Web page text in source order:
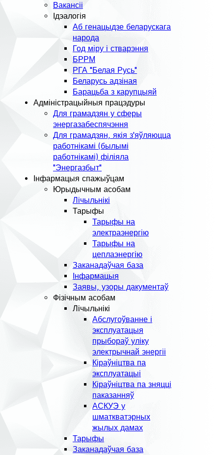
Вакансіі
Ідэалогія
Аб генацыдзе беларускага
народа
Год міру і стварэння
БРРМ
РГА "Белая Русь"
Беларусь адзіная
Барацьба з карупцыяй
Адміністрацыйныя працэдуры
Для грамадзян у сферы
энергазабеспячэння
Для грамадзян, якія з'яўляюцца
работнікамі (былымі
работнікамі) філіяла
"Энергазбыт"
Інфармацыя спажыўцам
Юрыдычным асобам
Лічыльнікі
Тарыфы
Тарыфы на
электраэнергію
Тарыфы на
цеплаэнергію
Заканадаўчая база
Інфармацыя
Заявы, узоры дакументаў
Фізічным асобам
Лічыльнікі
Абслугоўванне і
эксплуатацыя
прыбораў уліку
электрычнай энергіі
Кіраўніцтва па
эксплуатацыі
Кіраўніцтва па зняцці
паказанняў
АСКУЭ у
шматкватэрных
жылых дамах
Тарыфы
Заканадаўчая база